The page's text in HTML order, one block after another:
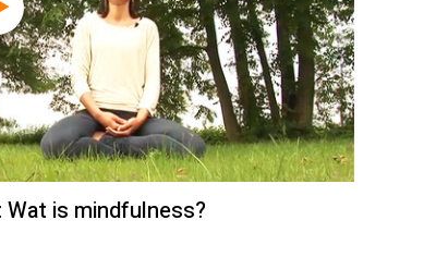
Wat is mindfulness?